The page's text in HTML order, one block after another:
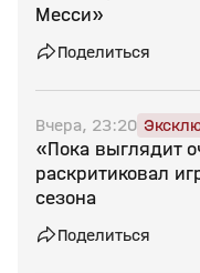
Месси»
Поделиться
Вчера, 23:20
«Пока выглядит
раскритиковал
сезона
Поделиться